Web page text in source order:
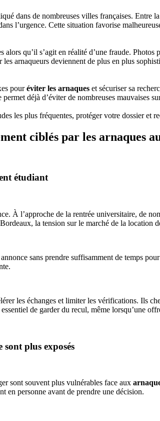
dans de nombreuses villes françaises. Entre la
l’urgence. Cette situation favorise
qu’il s’agit en réalité d’une fraude.
arnaqueurs deviennent de plus en plus
pouréviter les arnaques et sécuriser sa
déjà d’éviter de nombreuses mauvaises
les plus fréquentes, protéger votre dossier et
ciblés par les arnaques
étudiant
À l’approche de la rentrée universitaire, de
la tension sur le marché de la location
sans prendre suffisamment de temps
les échanges et limiter les vérifications. Ils
de garder du recul, même lorsqu’une
sont plus exposés
sont souvent plus vulnérables face aux
en personne avant de prendre une décision.